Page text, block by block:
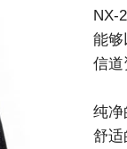
NX-
能够
信道
纯净
舒适